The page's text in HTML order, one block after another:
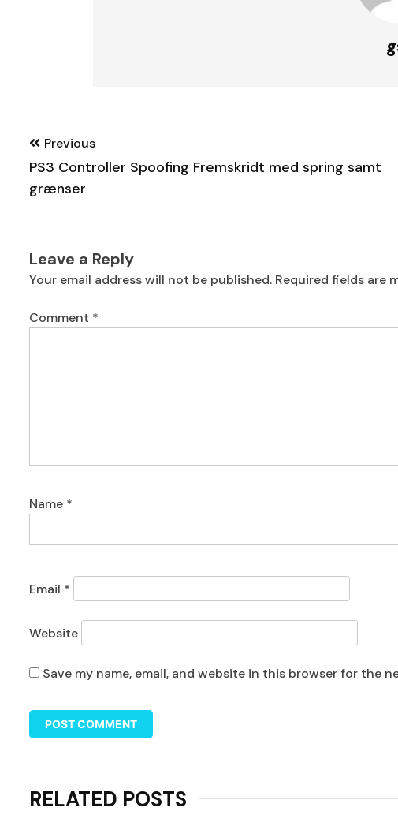
Post
navigation
Previous
PS3 Controller Spoofing Fremskridt med spring samt
grænser
Leave a Reply
Your email address will not be published. Required fields are
Comment *
Name *
Email *
Website
Save my name, email, and website in this browser for the
RELATED POSTS